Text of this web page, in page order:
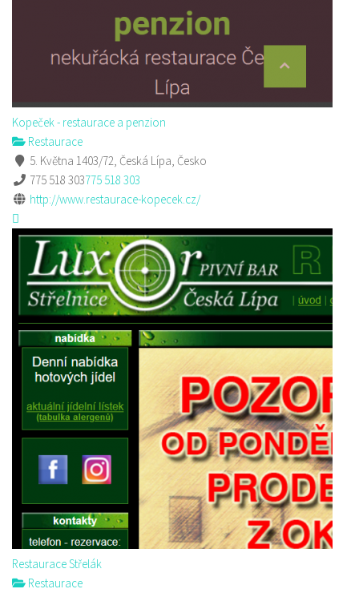
Kopeček - restaurace a penzion
Restaurace
5. Května 1403/72, Česká Lípa, Česko
775 518 303775 518 303
http://www.restaurace-kopecek.cz/
Restaurace Střelák
Restaurace